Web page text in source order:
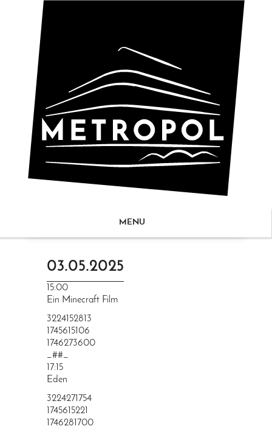
MENU
03.05.2025
15:00
Ein Minecraft Film
3224152813
1745615106
1746273600
_##_
17:15
Eden
3224271754
1745615221
1746281700